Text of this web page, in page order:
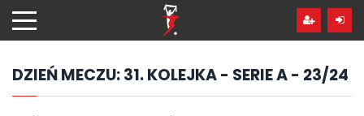
hdo
treści
DZIEŃ MECZU:31. KOLEJKA - SERIE A - 23/24